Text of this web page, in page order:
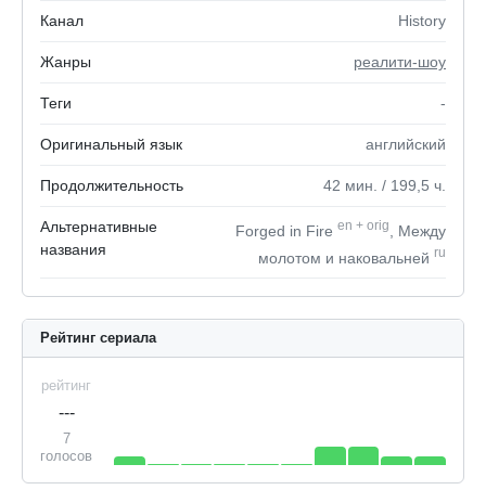
Канал History
Жанры реалити-шоу
Теги -
Оригинальный язык английский
Продолжительность 42 мин. / 199,5 ч.
Альтернативные
названия
Forged in Fire en + orig
, Между
молотом и наковальней ru
Рейтинг сериала
рейтинг
---
7
голосов